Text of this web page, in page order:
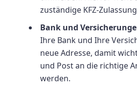
zuständige KFZ-
Bank und
Ihre Bank und Ihre
neue Adresse, damit
und Post an die richtige
werden.